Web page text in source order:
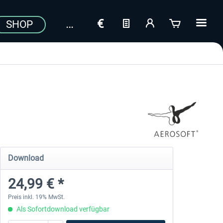
SHOP
Download
24,99 € *
Preis inkl. 19% MwSt.
Als Sofortdownload verfügbar